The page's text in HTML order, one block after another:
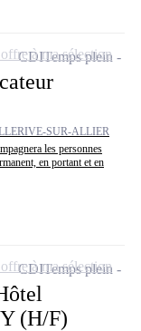
SUR-ALLIER
les personnes
en portant et en
CDITemps plein
à ma sélection
(H/F)
CDITemps plein
à ma sélection